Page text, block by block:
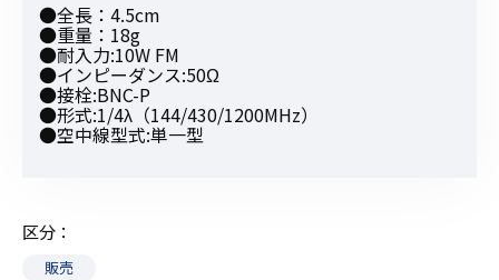
●全長：4.5cm
●重量：18g
●耐入力:10W FM
●インピーダンス:50Ω
●接栓:BNC-P
●形式:1/4λ（144/430/1200MHz）
●空中線型式:単一型
区分
販売